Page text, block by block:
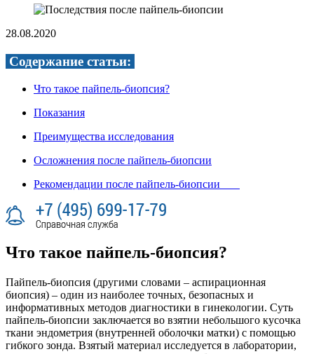
28.08.2020
Содержание статьи:
Что такое пайпель-биопсия?
Показания
Преимущества исследования
Осложнения после пайпель-биопсии
Рекомендации после пайпель-биопсии
Что такое пайпель-биопсия?
Пайпель-биопсия (другими словами – аспирационная
биопсия) – один из наиболее точных, безопасных и
информативных методов диагностики в гинекологии. Суть
пайпель-биопсии заключается во взятии небольшого кусочка
ткани эндометрия (внутренней оболочки матки) с помощью
гибкого зонда. Взятый материал исследуется в лаборатории,